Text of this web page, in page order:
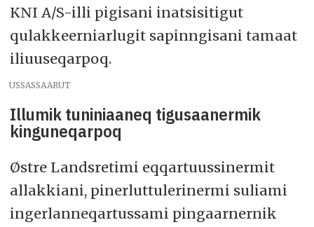
KNI A/S-illi pigisani inatsisitigut
qulakkeerniarlugit sapinngisani tamaat
iliuuseqarpoq.
USSASSAARUT
Illumik tuniniaaneq tigusaanermik
kinguneqarpoq
Østre Landsretimi eqqartuussinermit
allakkiani, pinerluttulerinermi suliami
ingerlanneqartussami pingaarnernik